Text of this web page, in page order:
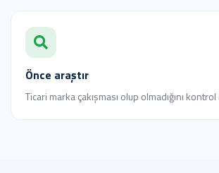
Önce araştır
Ticari marka çakışması olup olmadığını